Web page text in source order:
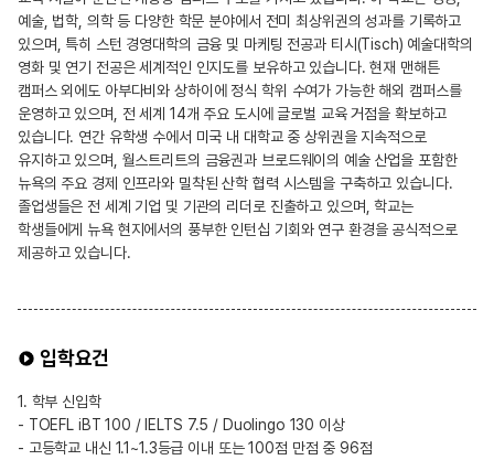
예술, 법학, 의학 등 다양한 학문 분야에서 전미 최상위권의 성과를 기록하고
있으며, 특히 스턴 경영대학의 금융 및 마케팅 전공과 티시(Tisch) 예술대학의
영화 및 연기 전공은 세계적인 인지도를 보유하고 있습니다. 현재 맨해튼
캠퍼스 외에도 아부다비와 상하이에 정식 학위 수여가 가능한 해외 캠퍼스를
운영하고 있으며, 전 세계 14개 주요 도시에 글로벌 교육 거점을 확보하고
있습니다. 연간 유학생 수에서 미국 내 대학교 중 상위권을 지속적으로
유지하고 있으며, 월스트리트의 금융권과 브로드웨이의 예술 산업을 포함한
뉴욕의 주요 경제 인프라와 밀착된 산학 협력 시스템을 구축하고 있습니다.
졸업생들은 전 세계 기업 및 기관의 리더로 진출하고 있으며, 학교는
학생들에게 뉴욕 현지에서의 풍부한 인턴십 기회와 연구 환경을 공식적으로
제공하고 있습니다.
입학요건
1. 학부 신입학
- TOEFL iBT 100 / IELTS 7.5 / Duolingo 130 이상
- 고등학교 내신 1.1~1.3등급 이내 또는 100점 만점 중 96점